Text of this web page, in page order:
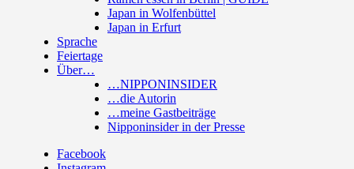
Japan in Wolfenbüttel
Japan in Erfurt
Sprache
Feiertage
Über…
…NIPPONINSIDER
…die Autorin
…meine Gastbeiträge
Nipponinsider in der Presse
Facebook